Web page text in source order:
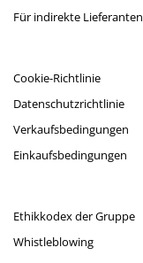
Für indirekte Lieferanten
Cookie-Richtlinie
Datenschutzrichtlinie
Verkaufsbedingungen
Einkaufsbedingungen
Ethikkodex der Gruppe
Whistleblowing